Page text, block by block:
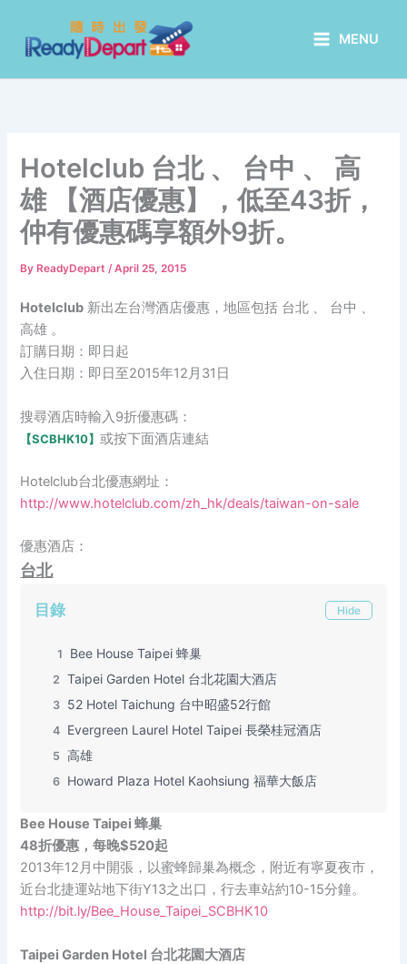
content
MENU
Hotelclub 台北 、 台中 、 高
雄 【酒店優惠】，低至43折，
仲有優惠碼享額外9折。
By ReadyDepart/April 25, 2015
Hotelclub 新出左台灣酒店優惠，地區包括 台北 、 台中 、
高雄 。
訂購日期：即日起
入住日期：即日至2015年12月31日
搜尋酒店時輸入9折優惠碼：
【SCBHK10】或按下面酒店連結
Hotelclub台北優惠網址：
http://www.hotelclub.com/zh_hk/deals/taiwan-on-sale
優惠酒店：
台北
目錄 Hide
1 Bee House Taipei 蜂巢
2 Taipei Garden Hotel 台北花園大酒店
3 52 Hotel Taichung 台中昭盛52行館
4 Evergreen Laurel Hotel Taipei 長榮桂冠酒店
5 高雄
6 Howard Plaza Hotel Kaohsiung 福華大飯店
Bee House Taipei 蜂巢
48折優惠，每晚$520起
2013年12月中開張，以蜜蜂歸巢為概念，附近有寧夏夜市，
近台北捷運站地下街Y13之出口，行去車站約10-15分鐘。
http://bit.ly/Bee_House_Taipei_SCBHK10
Taipei Garden Hotel 台北花園大酒店